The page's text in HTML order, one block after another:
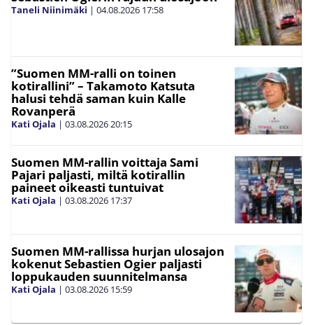
Taneli Niinimäki | 04.08.2026 17:58
”Suomen MM-ralli on toinen
kotirallini” – Takamoto Katsuta
halusi tehdä saman kuin Kalle
Rovanperä
Kati Ojala | 03.08.202620:15
Suomen MM-rallin voittaja Sami
Pajari paljasti, miltä kotirallin
paineet oikeasti tuntuivat
Kati Ojala | 03.08.2026 17:37
Suomen MM-rallissa hurjan ulosajon
kokenut Sebastien Ogier paljasti
loppukauden suunnitelmansa
Kati Ojala | 03.08.2026 15:59